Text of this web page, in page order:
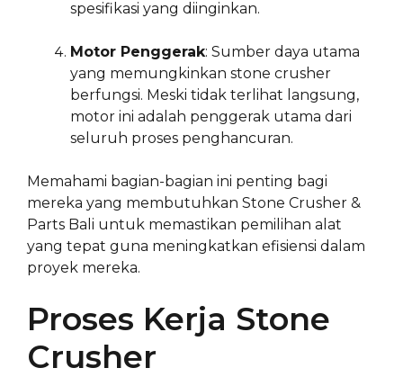
spesifikasi yang diinginkan.
Motor Penggerak: Sumber daya utama
yang memungkinkan stone crusher
berfungsi. Meski tidak terlihat langsung,
motor ini adalah penggerak utama dari
seluruh proses penghancuran.
Memahami bagian-bagian ini penting bagi
mereka yang membutuhkan Stone Crusher &
Parts Bali untuk memastikan pemilihan alat
yang tepat guna meningkatkan efisiensi dalam
proyek mereka.
Proses Kerja Stone
Crusher